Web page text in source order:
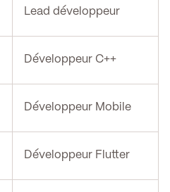
Lead développeur
Développeur C++
Développeur Mobile
Développeur Flutter